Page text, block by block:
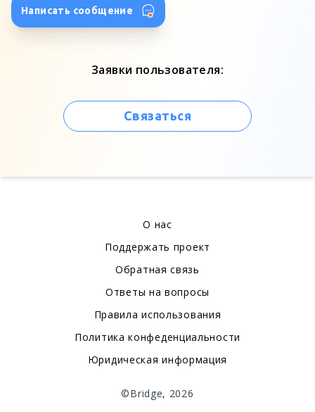
Написать сообщение
Заявки пользователя:
Связаться
О нас
Поддержать проект
Обратная связь
Ответы на вопросы
Правила использования
Политика конфеденциальности
Юридическая информация
©Bridge, 2026